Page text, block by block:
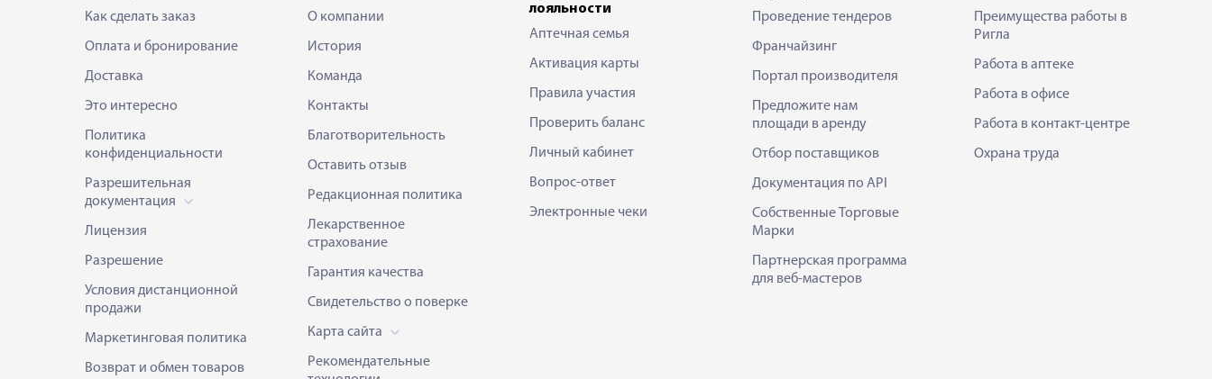
Как сделать заказ
Оплата и бронирование
Доставка
Это интересно
Политика
конфиденциальности
Разрешительная
документация
Лицензия
Разрешение
Условия дистанционной
продажи
Маркетинговая политика
Возврат и обмен товаров
О компании
История
Команда
Контакты
Благотворительность
Оставить отзыв
Редакционная политика
Лекарственное
страхование
Гарантия качества
Свидетельство о поверке
Карта сайта
Рекомендательные
лояльности
Аптечная семья
Активация карты
Правила участия
Проверить баланс
Личный кабинет
Вопрос-ответ
Электронные чеки
Проведение тендеров
Франчайзинг
Портал производителя
Предложите нам
площади в аренду
Отбор поставщиков
Документация по API
Собственные Торговые
Марки
Партнерская программа
для веб-мастеров
Преимущества работы в
Ригла
Работа в аптеке
Работа в офисе
Работа в контакт-центре
Охрана труда